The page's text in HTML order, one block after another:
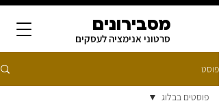
מסבירונים
סרטוני אנימציה לעסקים
פוסט
פוסטים בבלוג